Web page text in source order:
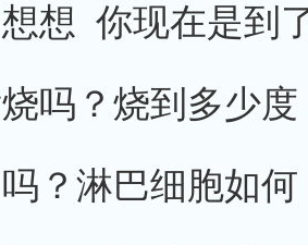
想 你现在是到
吗？烧到多少度
？淋巴细胞如